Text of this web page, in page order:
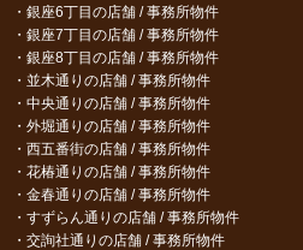
銀座6丁目の店舗 / 事務所物件
銀座7丁目の店舗 / 事務所物件
銀座8丁目の店舗 / 事務所物件
並木通りの店舗 / 事務所物件
中央通りの店舗 / 事務所物件
外堀通りの店舗 / 事務所物件
西五番街の店舗 / 事務所物件
花椿通りの店舗 / 事務所物件
金春通りの店舗 / 事務所物件
すずらん通りの店舗 / 事務所物件
交詢社通りの店舗 / 事務所物件